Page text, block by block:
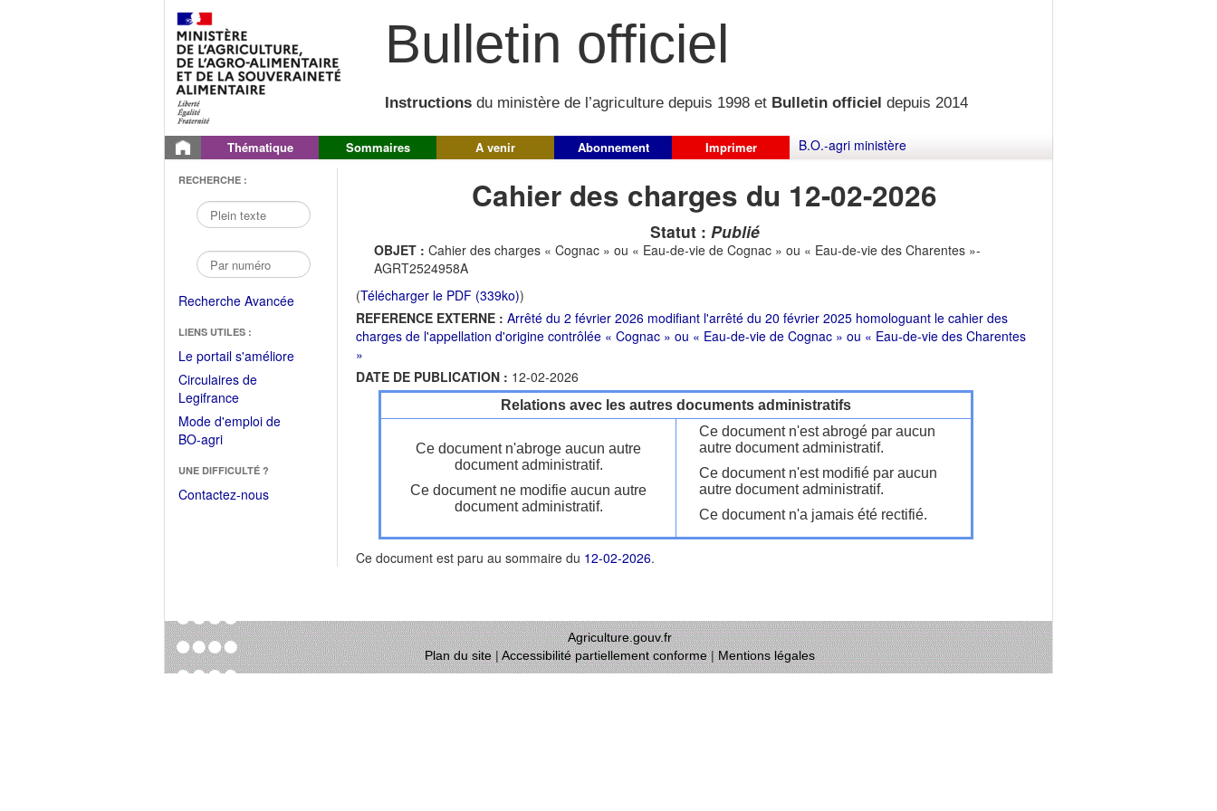
Bulletin officiel
Instructions du ministère de l’agriculture depuis 1998 et Bulletin officiel depuis 2014
Thématique Sommaires A venir Abonnement Imprimer B.O.-agri ministère
RECHERCHE :
Recherche Avancée
LIENS UTILES :
Le portail s'améliore(Fichier
Circulaires de
Legifrance(Ouvrir
dans
une
fenêtre)
Mode d'emploi de
BO-agri(Ouvrir
une
nouvelle
UNE DIFFICULTÉ ?
Contactez-nous
Cahier des charges du 12-02-2026
Statut : Publié
OBJET : Cahier des charges « Cognac » ou « Eau-de-vie de Cognac » ou « Eau-de-vie des Charentes »-
AGRT2524958A
(Télécharger le PDF (339ko))
REFERENCE EXTERNE : Arrêté du 2 février 2026 modifiant l'arrêté du 20 février 2025 homologuant le cahier des
charges de l'appellation d'origine contrôlée « Cognac » ou « Eau-de-vie de Cognac » ou « Eau-de-vie des Charentes
»
DATE DE PUBLICATION : 12-02-2026
Relations avec les autres documents administratifs
Ce document n'abroge aucun autre
document administratif.
Ce document ne modifie aucun autre
document administratif.
Ce document n'est abrogé par aucun
autre document administratif.
Ce document n'est modifié par aucun
autre document administratif.
Ce document n'a jamais été rectifié.
Ce document est paru au sommaire du 12-02-2026.
Agriculture.gouv.fr
Plan du site|Accessibilité partiellement conforme|Mentions légales